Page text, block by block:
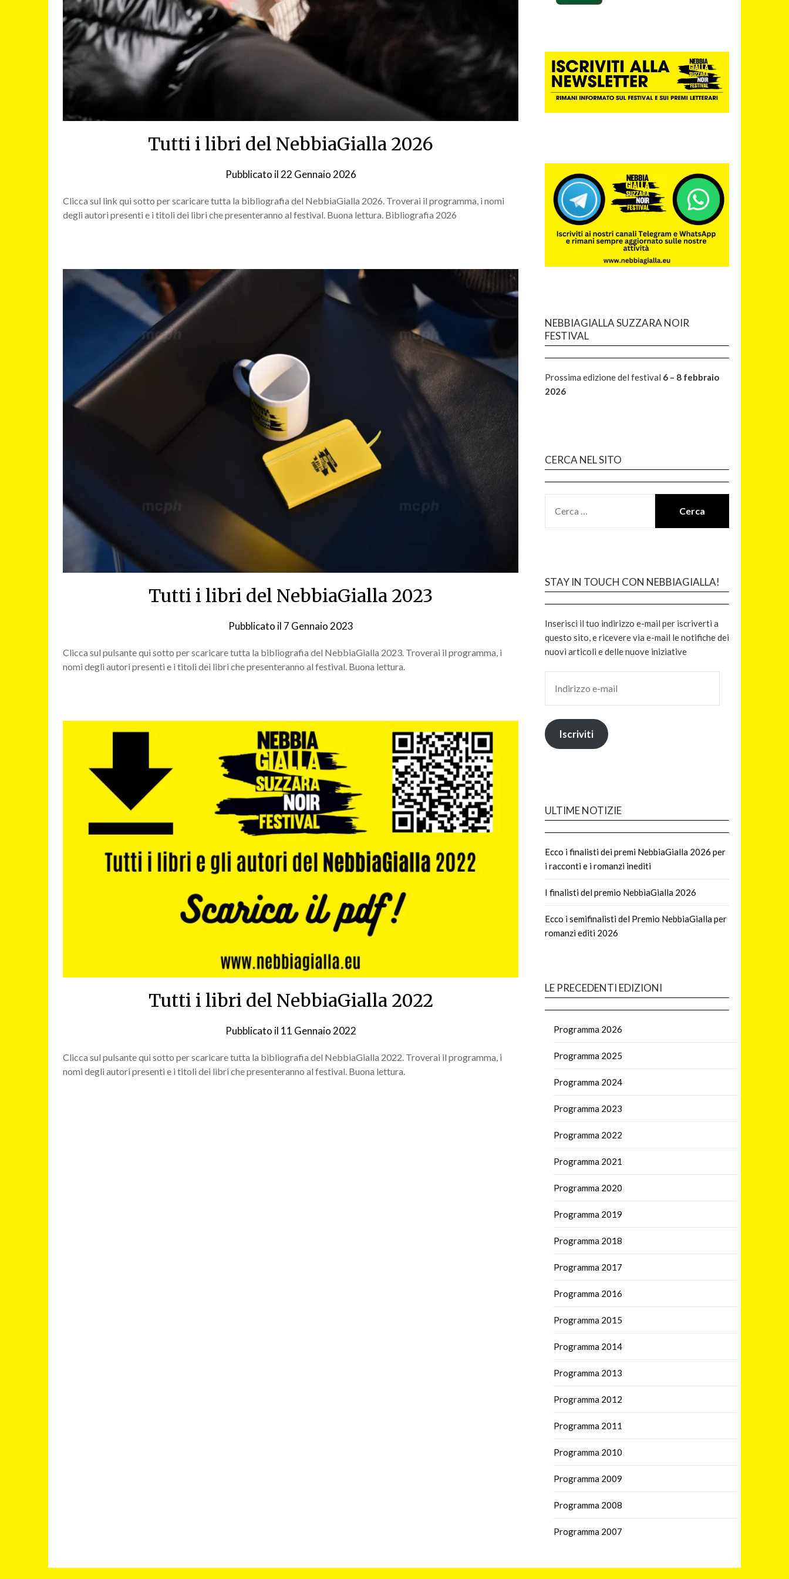
Tutti i libri del NebbiaGialla 2026
Pubblicato il 22 Gennaio 2026
Clicca sul link qui sotto per scaricare tutta la bibliografia del NebbiaGialla 2026. Troverai il programma, i nomi
degli autori presenti e i titoli dei libri che presenteranno al festival. Buona lettura. Bibliografia 2026
Tutti i libri del NebbiaGialla 2023
Pubblicato il 7 Gennaio 2023
Clicca sul pulsante qui sotto per scaricare tutta la bibliografia del NebbiaGialla 2023. Troverai il programma, i
nomi degli autori presenti e i titoli dei libri che presenteranno al festival. Buona lettura.
Tutti i libri del NebbiaGialla 2022
Pubblicato il 11 Gennaio 2022
Clicca sul pulsante qui sotto per scaricare tutta la bibliografia del NebbiaGialla 2022. Troverai il programma, i
nomi degli autori presenti e i titoli dei libri che presenteranno al festival. Buona lettura.
NEBBIAGIALLA SUZZARA NOIR
FESTIVAL
Prossima edizione del festival 6 – 8 febbraio
2026
CERCA NEL SITO
STAY IN TOUCH CON NEBBIAGIALLA!
Inserisci il tuo indirizzo e-mail per iscriverti a
questo sito, e ricevere via e-mail le notifiche dei
nuovi articoli e delle nuove iniziative
Iscriviti
ULTIME NOTIZIE
Ecco i finalisti dei premi NebbiaGialla 2026 per
i racconti e i romanzi inediti
I finalisti del premio NebbiaGialla 2026
Ecco i semifinalisti del Premio NebbiaGialla per
romanzi editi 2026
LE PRECEDENTI EDIZIONI
Programma 2026
Programma 2025
Programma 2024
Programma 2023
Programma 2022
Programma 2021
Programma 2020
Programma 2019
Programma 2018
Programma 2017
Programma 2016
Programma 2015
Programma 2014
Programma 2013
Programma 2012
Programma 2011
Programma 2010
Programma 2009
Programma 2008
Programma 2007